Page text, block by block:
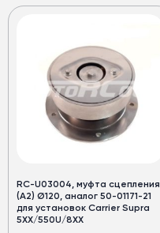
MaximaPlus, Genesis TM 800 /
60196-01, 506019601, 50-6019601,
50-60196-02, 506019602, 50-
6019602, 71-03334, 7103334, 710-
3334, 71-02179, 7102179, 710-2179.
RC-U03004, муфта сцепления
(А2) Ø120, аналог 50-01171-21
для установок Carrier Supra
5XX/550U/8XX